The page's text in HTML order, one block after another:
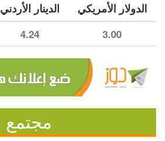
الدولار الأمريكي الدينار الأردني
3.00
4.24
مجتمع